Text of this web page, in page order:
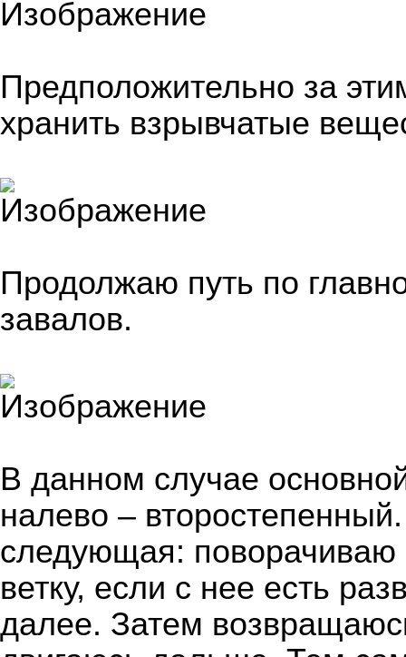
Предположительно за
хранить взрывчатые
Продолжаю путь по
завалов.
В данном случае
налево –
следующая: поворачиваю
ветку, если с нее есть
далее. Затем